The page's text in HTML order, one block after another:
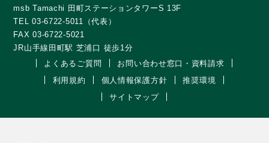
msb Tamachi 田町ステーションタワーS 13F
TEL 03-6722-5011（代表）
FAX 03-6722-5021
JR山手線田町駅 芝浦口 徒歩1分
よくあるご質問
お問い合わせ窓口・資料請求
利用規約
個人情報保護方針
推奨環境
サイトマップ